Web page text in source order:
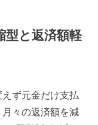
型と返済額軽
ず元金だけ支払
々の返済額を減